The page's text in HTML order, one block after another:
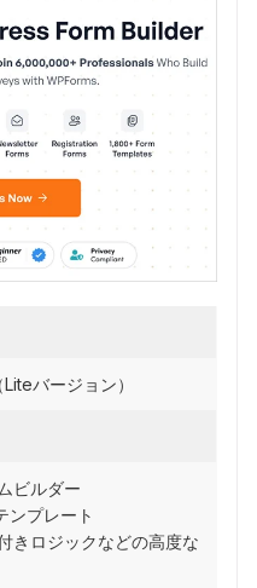
バージョン）
ビルダー
ンプレート
きロジックなどの高度な